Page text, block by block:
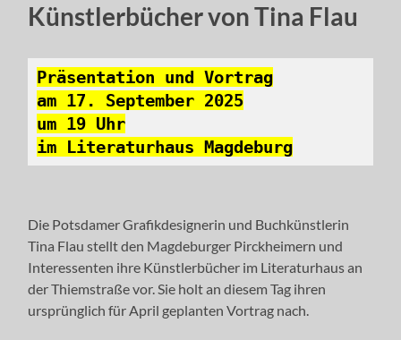
Künstlerbücher von Tina Flau
Präsentation und Vortrag
am 17. September 2025
um 19 Uhr
im Literaturhaus Magdeburg
Die Potsdamer Grafikdesignerin und Buchkünstlerin
Tina Flau stellt den Magdeburger Pirckheimern und
Interessenten ihre Künstlerbücher im Literaturhaus an
der Thiemstraße vor. Sie holt an diesem Tag ihren
ursprünglich für April geplanten Vortrag nach.